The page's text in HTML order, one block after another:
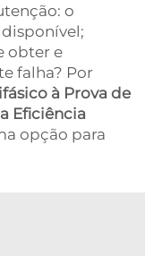
o
obter e
falha? Por
à Prova de
Eficiência
opção para